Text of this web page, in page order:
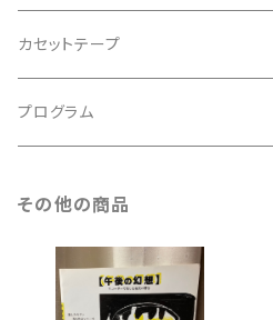
バロック
ルネサンス
古楽
古楽以外
カセットテープ
古楽
プログラム
古楽以外
その他の商品